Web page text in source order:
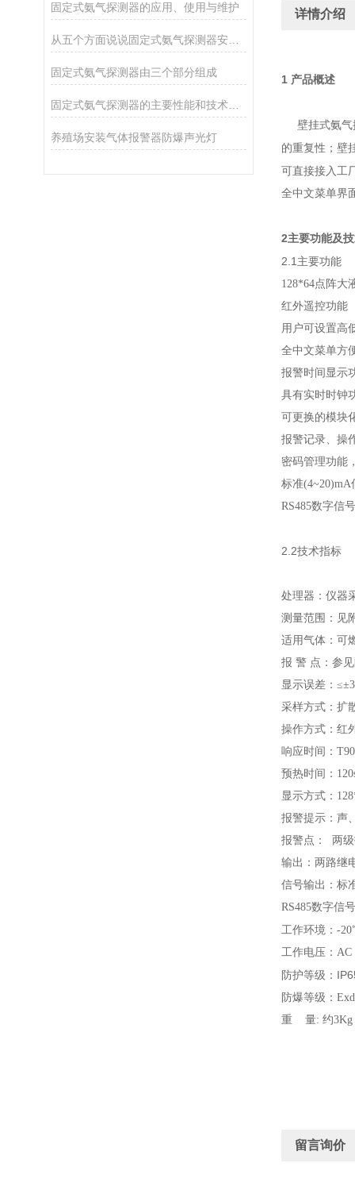
固定式氨气探测器的应用、使用与维护
从五个方面说说固定式氨气探测器安装的注意事项
固定式氨气探测器由三个部分组成
固定式氨气探测器的主要性能和技术指标
养殖场安装气体报警器防爆声光灯
详情介绍
1 产品概述
壁挂式氨气
的重复性； 壁
可直接接入工
全中文菜单界
2主要功能及
2.1 主要功能
128*64点阵大
红外遥控功能
用户可设置高
全中文菜单方
报警时间显示
具有实时时钟
可更换的模块
报警记录、操
密码管理功能
标准(4~20)mA
RS485数字信
2.2技术指标
处理器：仪器
测量范围：见
适用气体：可
报 警 点：参
显示误差：
采样方式：扩
操作方式：红
响应时间：
预热时间：
显示方式：
报警提示：声
报警点： 两
输出：两路继
信号输出：标
RS485数字信
工作环境：-
工作电压：
防护等级：
防爆等级：
重 量: 约3Kg
留言询价